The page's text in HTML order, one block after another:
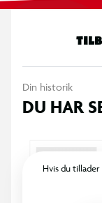
Din historik
DU HAR
Hvis du